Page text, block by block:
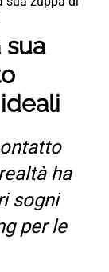
sua
ha
sogni
per le